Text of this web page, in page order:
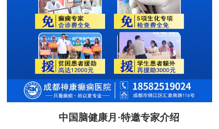
中国脑健康月·特邀专家介绍